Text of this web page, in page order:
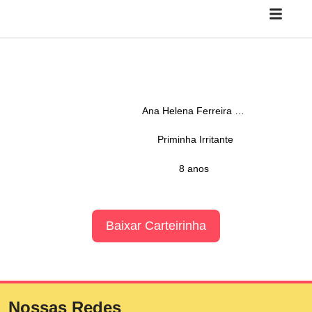
Priminha Irritante
8 anos
Baixar Carteirinha
Nossas Redes